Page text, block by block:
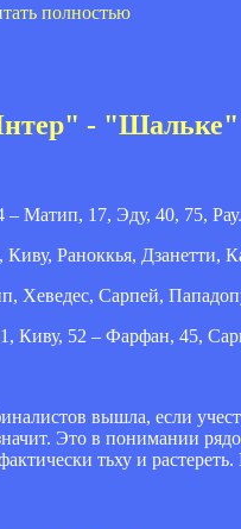
полностью
- "Шальке"
Матип, 17, Эду, 40, 75,
Раноккья,
Хеведес, Сарпей,
Киву, 52 – Фарфан, 45,
вышла, если
Это в понимании
тьху и